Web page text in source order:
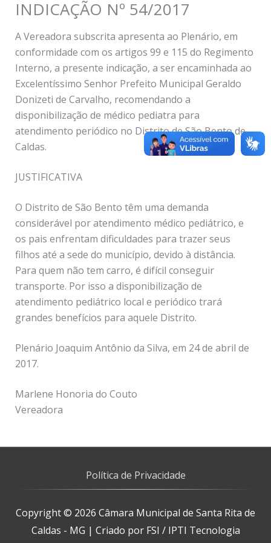
INDICAÇÃO Nº 54/2017
A Vereadora subscrita apresenta ao Plenário, em
conformidade com os artigos 99 e 115 do Regimento
Interno, a presente indicação, a ser encaminhada ao
Excelentíssimo Senhor Prefeito Municipal Geraldo
Donizeti de Carvalho, recomendando a
disponibilização de médico pediatra para
atendimento periódico no Distrito de São Bento de
Caldas.
JUSTIFICATIVA
O Distrito de São Bento têm uma demanda
considerável por atendimento médico pediátrico, e
os pais enfrentam dificuldades para trazer seus
filhos até a sede do município, devido à distância.
Para quem não tem carro, é difícil conseguir
transporte. Por isso a disponibilização de
atendimento pediátrico local e periódico trará
grandes benefícios para aquele Distrito.
Plenário Joaquim Antônio da Silva, em 24 de abril de
2017.
Marlene Honoria do Couto
Vereadora
Política de Privacidade
Copyright © 2026 Câmara Municipal de Santa Rita de
Caldas - MG | Criado por FSI / IPTI Tecnologia